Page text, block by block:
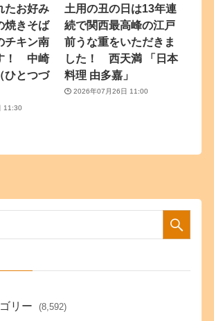
たお好み
焼きそば
チキン南
！ 中崎
とつづ
11:30
土用の丑の日は13年連
続で関西最高峰の江戸
前うな重をいただきま
した！ 西天満 「日本
料理 由多嘉」
2026年07月26日 11:00
リー (8,592)